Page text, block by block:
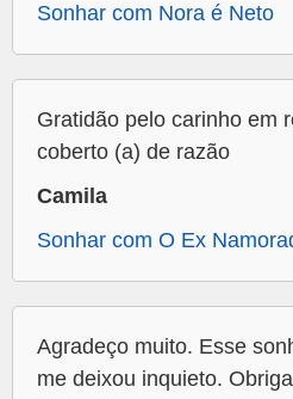
Sonhar com Nora é Neto
Gratidão pelo carinho em
coberto (a) de razão
Camila
Sonhar com O Ex
Agradeço muito. Esse
me deixou inquieto.